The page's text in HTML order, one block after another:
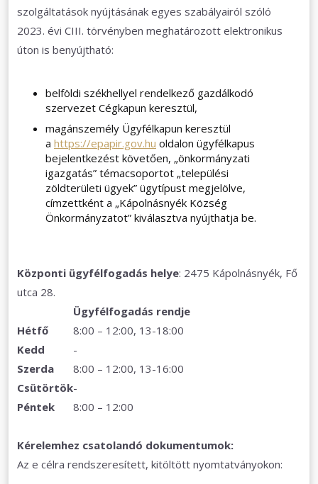
szolgáltatások nyújtásának egyes szabályairól szóló
2023. évi CIII. törvényben meghatározott elektronikus
úton is benyújtható:
belföldi székhellyel rendelkező gazdálkodó
szervezet Cégkapun keresztül,
magánszemély Ügyfélkapun keresztül
a https://epapir.gov.hu oldalon ügyfélkapus
bejelentkezést követően, „önkormányzati
igazgatás” témacsoportot „települési
zöldterületi ügyek” ügytípust megjelölve,
címzettként a „Kápolnásnyék Község
Önkormányzatot” kiválasztva nyújthatja be.
Központi ügyfélfogadás helye: 2475 Kápolnásnyék, Fő
utca 28.
Ügyfélfogadás rendje
Hétfő
8:00 – 12:00, 13-18:00
Kedd
-
Szerda
8:00 – 12:00, 13-16:00
Csütörtök-
Péntek
8:00 – 12:00
Kérelemhez csatolandó dokumentumok:
Az e célra rendszeresített, kitöltött nyomtatványokon: